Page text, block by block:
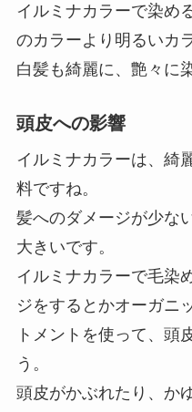
イルミナカラーで染め
のカラーより明るいカ
白髪も綺麗に、艶々に
頭皮への影響
イルミナカラーは、綺
料ですね。
髪へのダメージが少な
大きいです。
イルミナカラーで毛染
ジをするとかオーガニ
トメントを使って、頭
う。
頭皮がかぶれたり、か